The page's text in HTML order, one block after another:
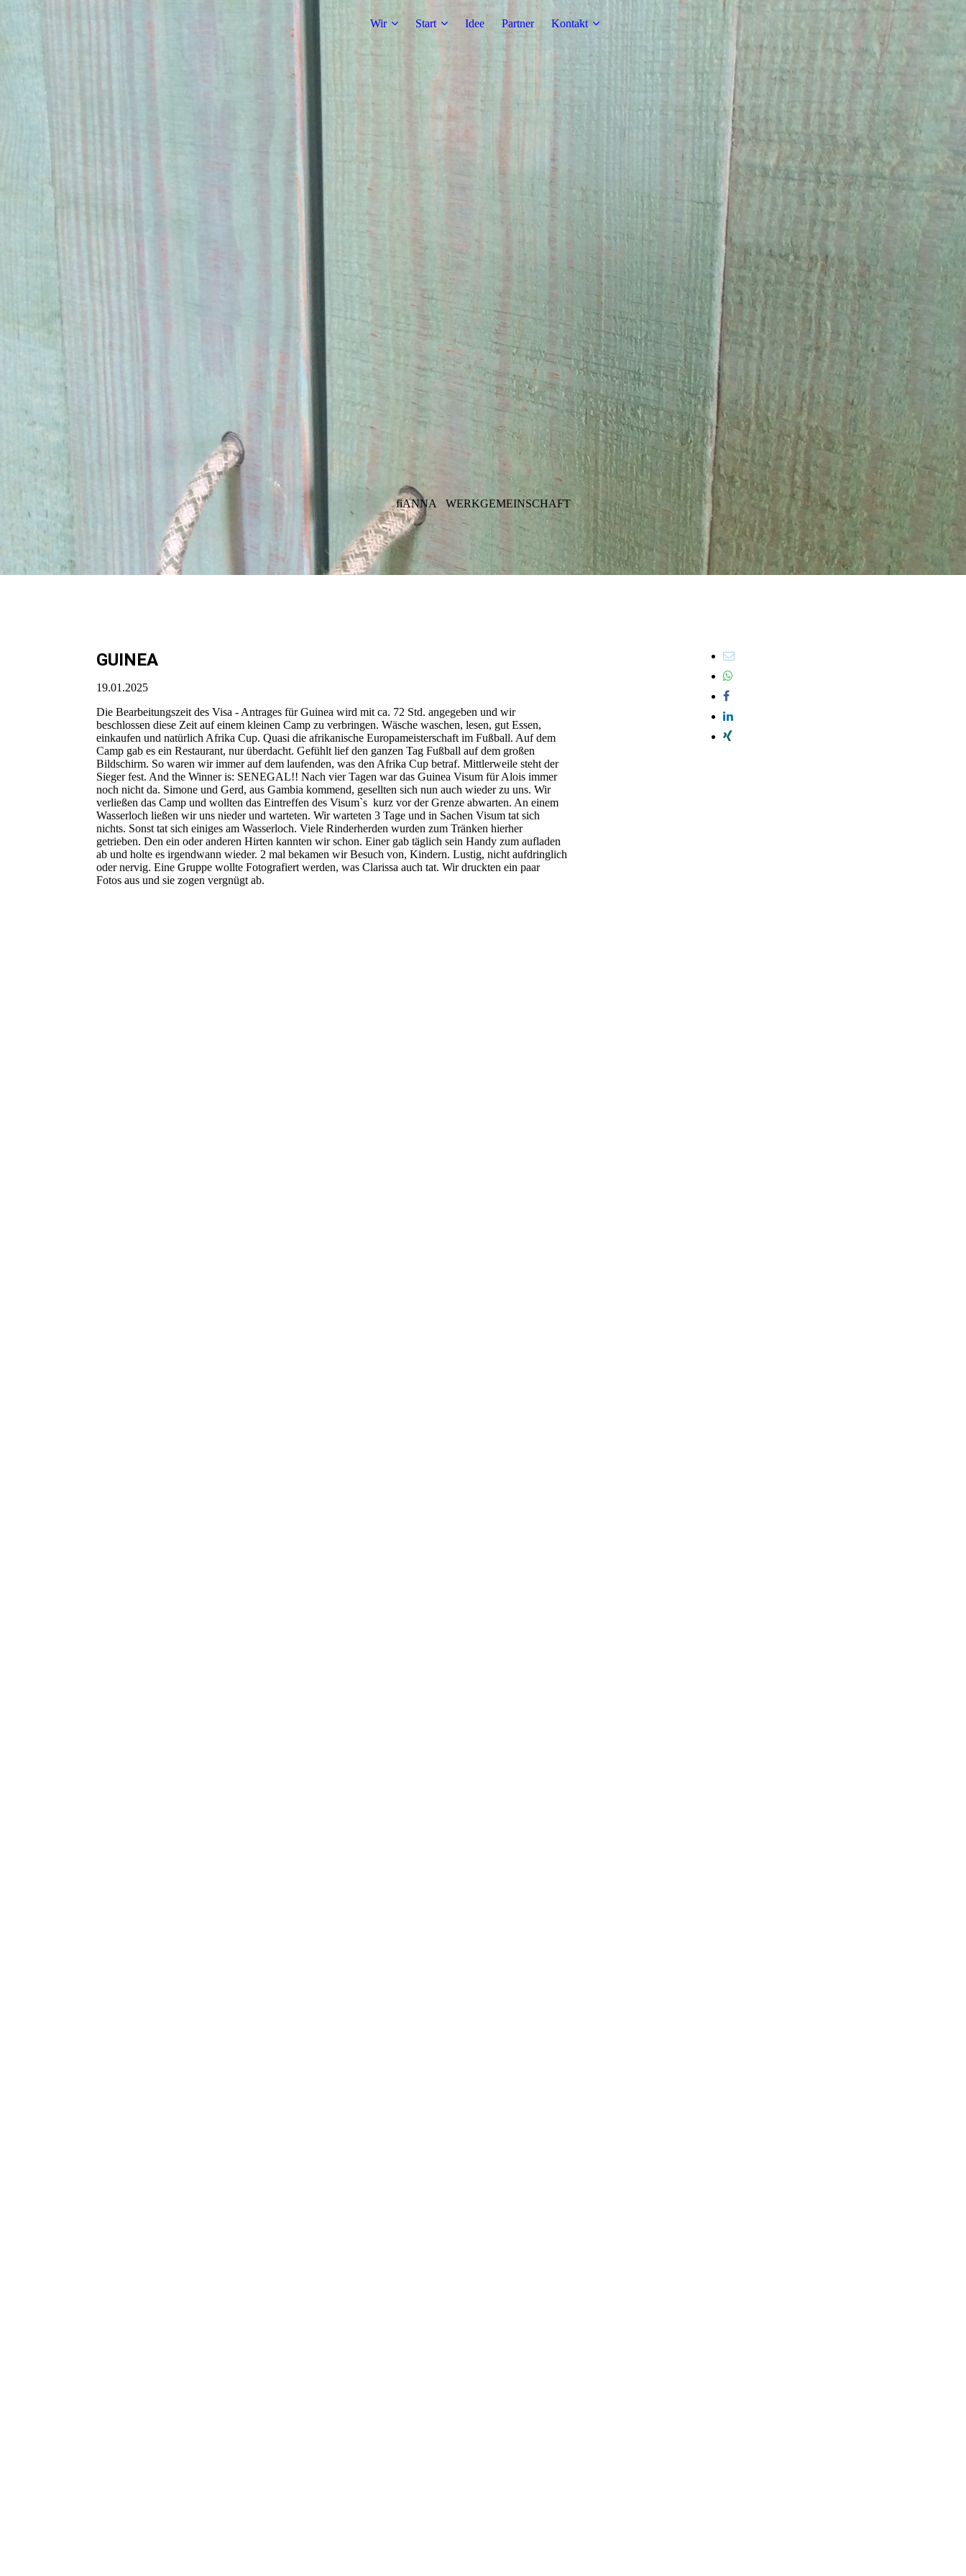
Wir Start Idee Partner Kontakt
fiANNA WERKGEMEINSCHAFT
GUINEA
19.01.2025
Die Bearbeitungszeit des Visa - Antrages für Guinea wird mit ca. 72 Std. angegeben und wir
beschlossen diese Zeit auf einem kleinen Camp zu verbringen. Wäsche waschen, lesen, gut Essen,
einkaufen und natürlich Afrika Cup. Quasi die afrikanische Europameisterschaft im Fußball. Auf dem
Camp gab es ein Restaurant, nur überdacht. Gefühlt lief den ganzen Tag Fußball auf dem großen
Bildschirm. So waren wir immer auf dem laufenden, was den Afrika Cup betraf. Mittlerweile steht der
Sieger fest. And the Winner is: SENEGAL!! Nach vier Tagen war das Guinea Visum für Alois immer
noch nicht da. Simone und Gerd, aus Gambia kommend, gesellten sich nun auch wieder zu uns. Wir
verließen das Camp und wollten das Eintreffen des Visum`s kurz vor der Grenze abwarten. An einem
Wasserloch ließen wir uns nieder und warteten. Wir warteten 3 Tage und in Sachen Visum tat sich
nichts. Sonst tat sich einiges am Wasserloch. Viele Rinderherden wurden zum Tränken hierher
getrieben. Den ein oder anderen Hirten kannten wir schon. Einer gab täglich sein Handy zum aufladen
ab und holte es irgendwann wieder. 2 mal bekamen wir Besuch von, Kindern. Lustig, nicht aufdringlich
oder nervig. Eine Gruppe wollte Fotografiert werden, was Clarissa auch tat. Wir druckten ein paar
Fotos aus und sie zogen vergnügt ab.